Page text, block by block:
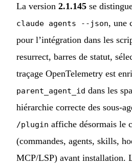
La version 2.1.145 se
claude agents --json, une
pour l’intégration dans les
resurrect, barres de statut,
traçage OpenTelemetry est
parent_agent_id dans les
hiérarchie correcte des sous-
/plugin affiche désormais le
(commandes, agents, skills,
MCP/LSP) avant installation.